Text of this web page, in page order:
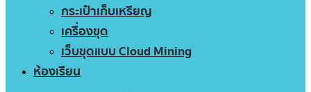
กระเป๋าเก็บเหรียญ
เครื่องขุด
เว็บขุดแบบ Cloud Mining
ห้องเรียน